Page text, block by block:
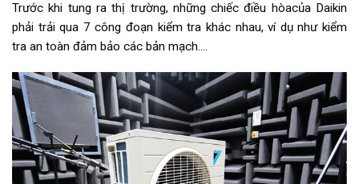
Trước khi tung ra thị trường, những chiếc điều hòacủa Daikin
phải trải qua 7 công đoạn kiểm tra khác nhau, ví dụ như kiểm
tra an toàn đảm bảo các bản mạch….